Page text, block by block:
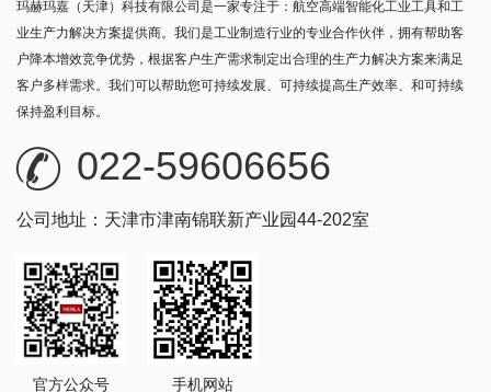
玛赫玛嘉（天津）科技有限公司是一家专注于：航空高端智能化工业工具和工
业生产力解决方案提供商。我们是工业制造行业的专业合作伙伴，拥有帮助客
户降本增效竞争优势，根据客户生产需求制定出合理的生产力解决方案来满足
客户多样需求。我们可以帮助您可持续发展、可持续提高生产效率、和可持续
保持盈利目标。
022-59606656
公司地址：天津市津南锦联新产业园44-202室
官方公众号 手机网站